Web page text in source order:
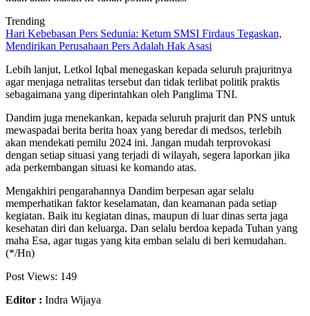
Trending
Hari Kebebasan Pers Sedunia: Ketum SMSI Firdaus Tegaskan,
Mendirikan Perusahaan Pers Adalah Hak Asasi
Lebih lanjut, Letkol Iqbal menegaskan kepada seluruh prajuritnya
agar menjaga netralitas tersebut dan tidak terlibat politik praktis
sebagaimana yang diperintahkan oleh Panglima TNI.
Dandim juga menekankan, kepada seluruh prajurit dan PNS untuk
mewaspadai berita berita hoax yang beredar di medsos, terlebih
akan mendekati pemilu 2024 ini. Jangan mudah terprovokasi
dengan setiap situasi yang terjadi di wilayah, segera laporkan jika
ada perkembangan situasi ke komando atas.
Mengakhiri pengarahannya Dandim berpesan agar selalu
memperhatikan faktor keselamatan, dan keamanan pada setiap
kegiatan. Baik itu kegiatan dinas, maupun di luar dinas serta jaga
kesehatan diri dan keluarga. Dan selalu berdoa kepada Tuhan yang
maha Esa, agar tugas yang kita emban selalu di beri kemudahan.
(*/Hn)
Post Views: 149
Editor : Indra Wijaya